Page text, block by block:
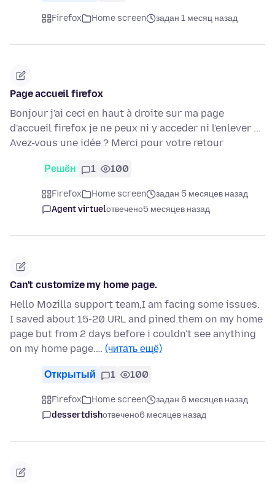
Firefox Home screen задан 1 месяц назад
Page accueil firefox
Bonjour j'ai ceci en haut à droite sur ma page
d'accueil firefox je ne peux ni y acceder ni l'enlever ...
Avez-vous une idée ? Merci pour votre retour
Решён 1 100
Firefox Home screen
задан 5 месяцев назад
Agent virtuelотвечено5 месяцев назад
Can't customize my home page.
Hello Mozilla support team,I am facing some issues.
I saved about 15-20 URL and pined them on my home
page but from 2 days before i couldn't see anything
on my home page.… (читать ещё)
Открытый 1 100
Firefox Home screen
задан 6 месяцев назад
dessertdishотвечено6 месяцев назад